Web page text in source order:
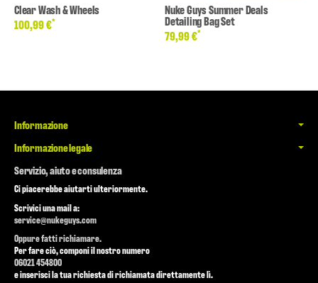
Clear Wash & Wheels
100,99 €*
Nuke Guys Summer Deals
Detailing Bag Set
79,99 €*
Informazione
Informazione legale
Servizio, aiuto e consulenza
Ci piacerebbe aiutarti ulteriormente.
Scrivici una mail a:
service@nukeguys.com
Oppure fatti richiamare.
Per fare ciò, componi il nostro numero
06021 454800
e inserisci la tua richiesta di richiamata direttamente lì.